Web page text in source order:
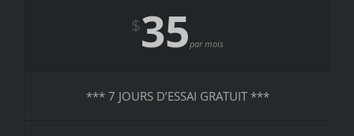
$35par mois
*** 7 JOURS D’ESSAI GRATUIT ***